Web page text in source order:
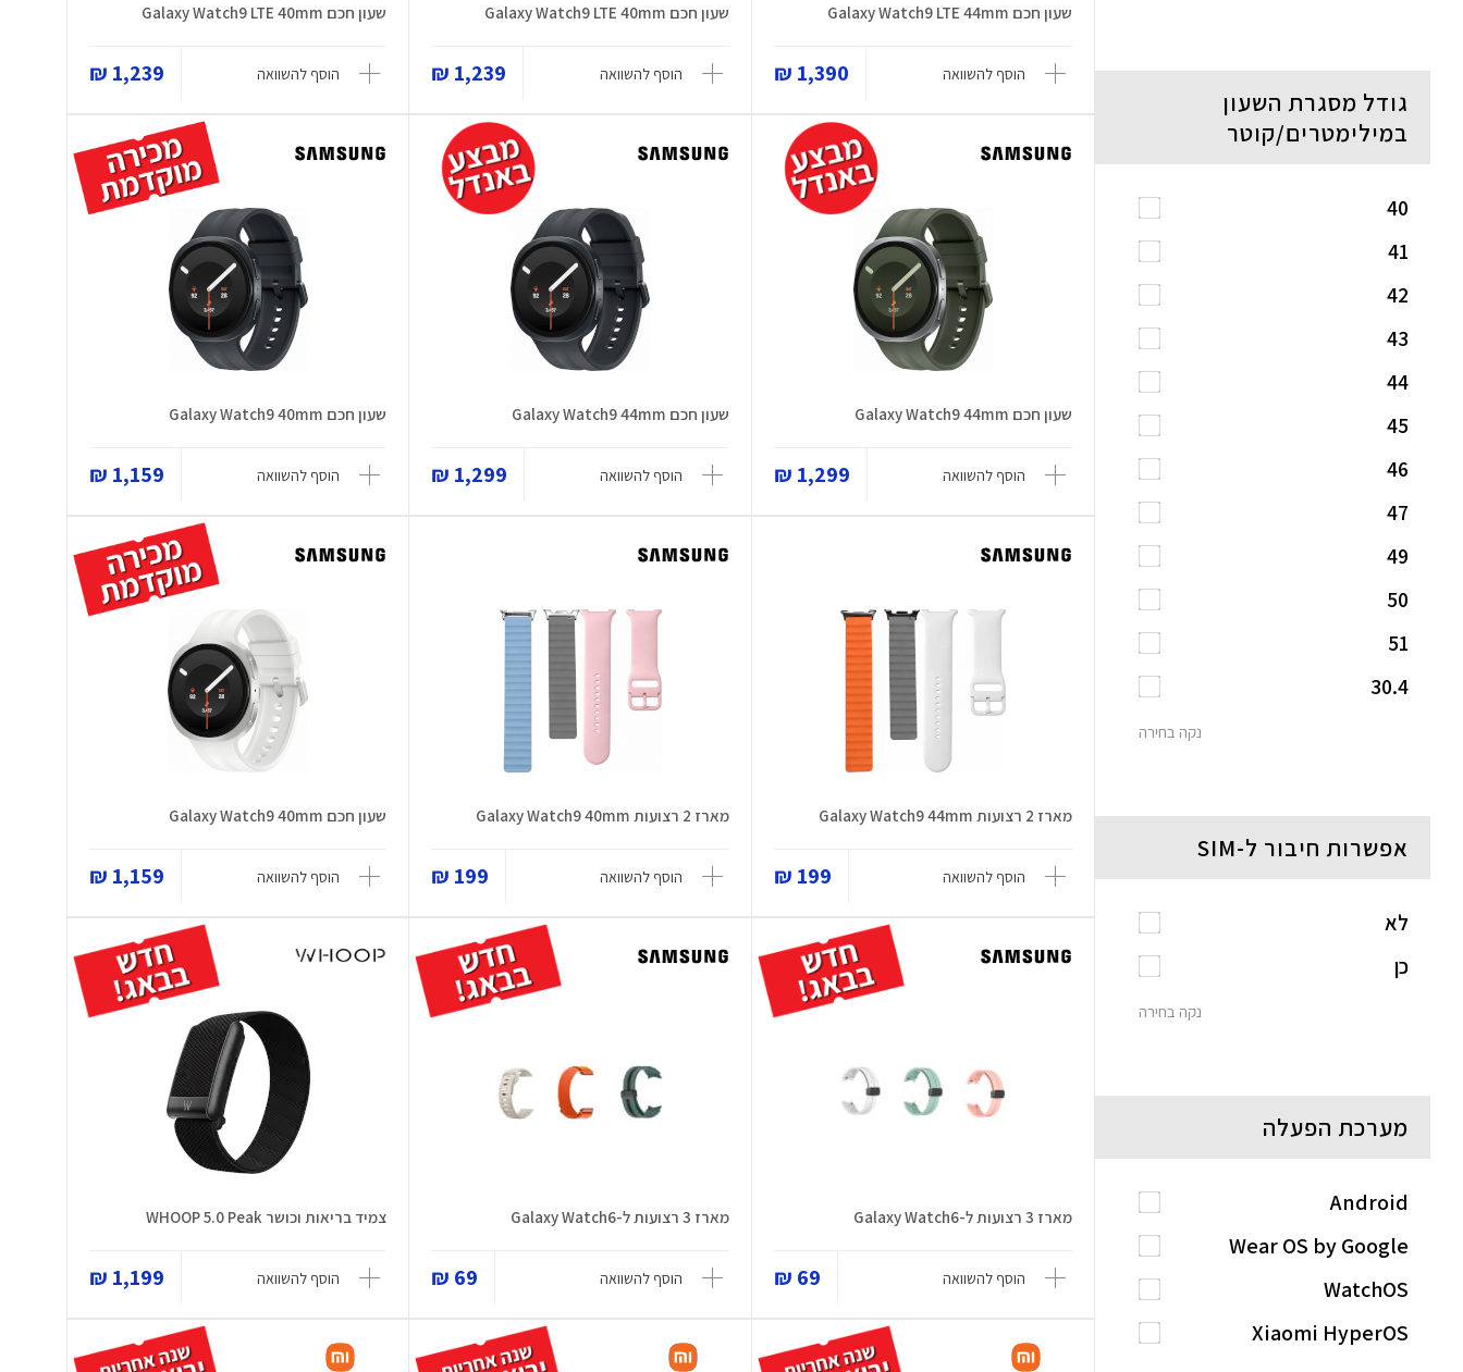
שעון חכם Galaxy Watch9 LTE 44mm
הוסף להשוואה 1,390 ₪
שעון חכם Galaxy Watch9 LTE 40mm
הוסף להשוואה 1,239 ₪
שעון חכם Galaxy Watch9 LTE 40mm
הוסף להשוואה 1,239 ₪
שעון חכם Galaxy Watch9 44mm
הוסף להשוואה 1,299 ₪
שעון חכם Galaxy Watch9 44mm
הוסף להשוואה 1,299 ₪
שעון חכם Galaxy Watch9 40mm
הוסף להשוואה 1,159 ₪
מארז 2 רצועות Galaxy Watch9 44mm
הוסף להשוואה 199 ₪
מארז 2 רצועות Galaxy Watch9 40mm
הוסף להשוואה 199 ₪
שעון חכם Galaxy Watch9 40mm
הוסף להשוואה 1,159 ₪
מארז 3 רצועות ל-Galaxy Watch6
הוסף להשוואה 69 ₪
מארז 3 רצועות ל-Galaxy Watch6
הוסף להשוואה 69 ₪
צמיד בריאות וכושר WHOOP 5.0 Peak
הוסף להשוואה 1,199 ₪
גודל מסגרת השעון
במילימטרים/קוטר
40
41
42
43
44
45
46
47
49
50
51
30.4
נקה בחירה
אפשרות חיבור ל-SIM
לא
כן
נקה בחירה
מערכת הפעלה
Android
Wear OS by Google
WatchOS
Xiaomi HyperOS